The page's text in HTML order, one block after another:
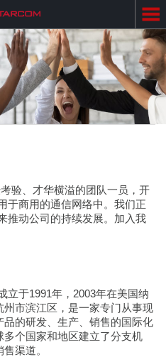
验、才华横溢的团队一员，开
于商用的通信网络中。我们正
推动公司的持续发展。加入我
立于1991年，2003年在美国纳
市滨江区，是一家专门从事现
的研发、生产、销售的国际化
个国家和地区建立了分支机
渠道。